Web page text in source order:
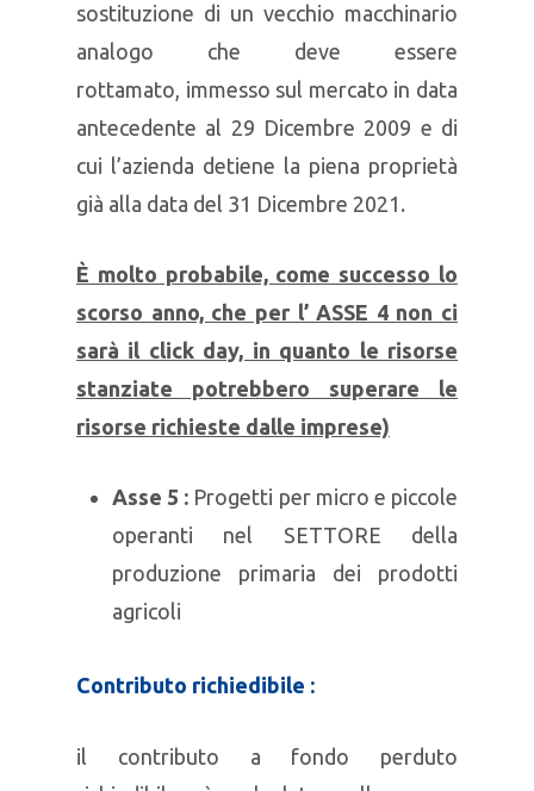
sostituzione di un vecchio macchinario
analogo che deve essere
rottamato, immesso sul mercato in data
antecedente al 29 Dicembre 2009 e di
cui l’azienda detiene la piena proprietà
già alla data del 31 Dicembre 2021.
È molto probabile, come successo lo
scorso anno, che per l’ ASSE 4 non ci
sarà il click day, in quanto le risorse
stanziate potrebbero superare le
risorse richieste dalle imprese)
Asse 5 : Progetti per micro e piccole
operanti nel SETTORE della
produzione primaria dei prodotti
agricoli
Contributo richiedibile :
il contributo a fondo perduto